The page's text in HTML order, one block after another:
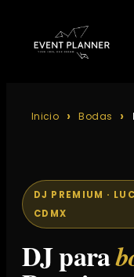
Inicio Bodas
DJ PREMIUM ·
CDMX
DJ para